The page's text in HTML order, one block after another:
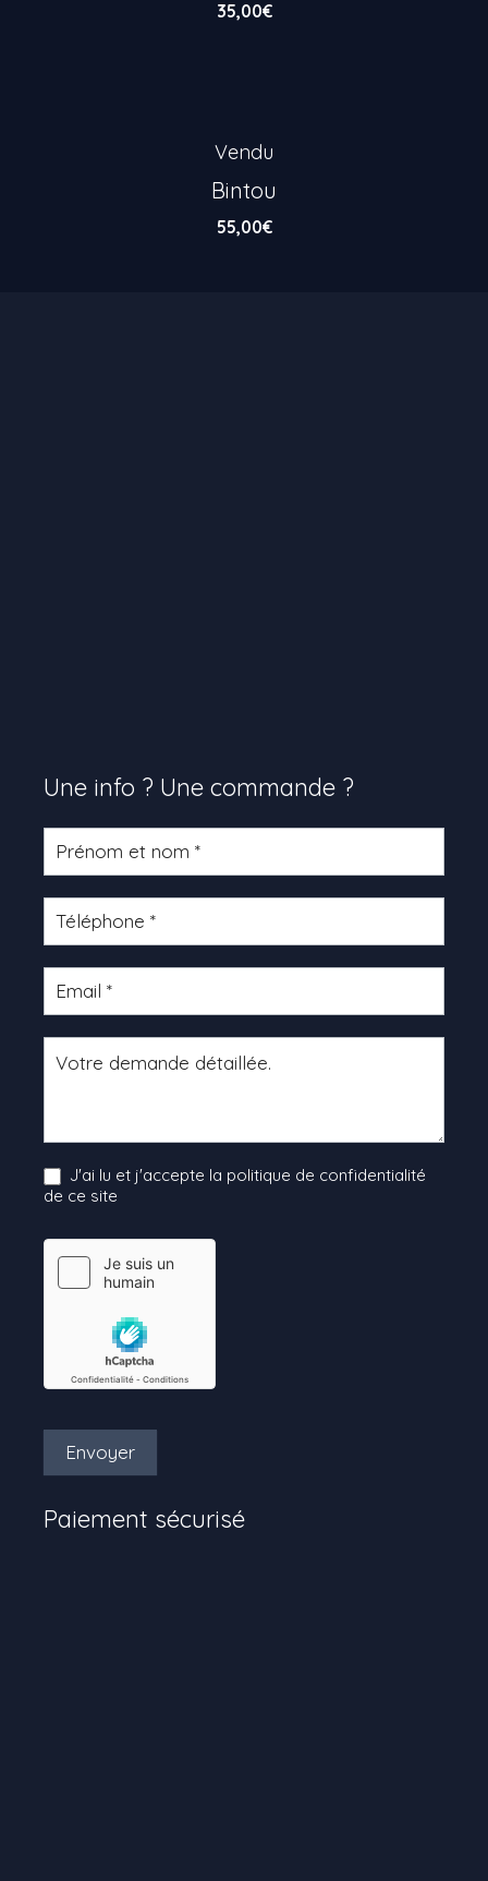
35,00€
Vendu
Bintou
55,00€
Une info ? Une commande ?
Formulaire
produit
J'ai lu et j'accepte la politique de confidentialité
de ce site
Envoyer
Paiement sécurisé